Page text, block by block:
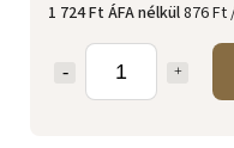
1 724 Ft ÁFA nélkül876 Ft